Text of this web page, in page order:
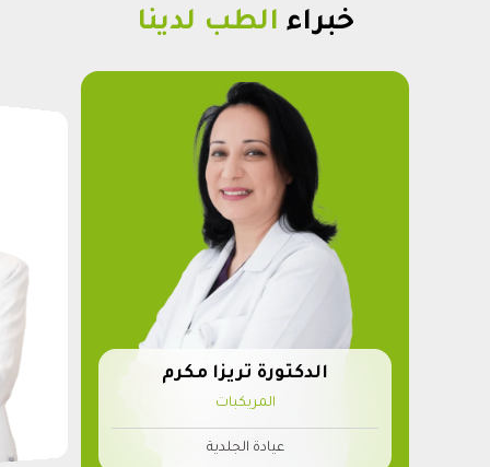
خبراء الطب لدينا
الدكتورة تريزا مكرم
المريكبات
عيادة الجلدية